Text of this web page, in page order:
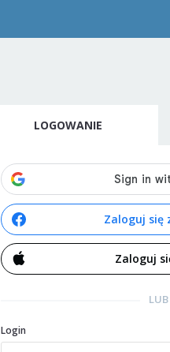
LOGOWANIE
Zaloguj się
Zaloguj
LUB
Login